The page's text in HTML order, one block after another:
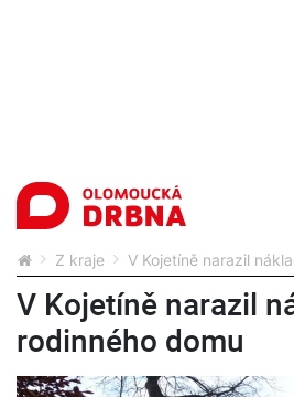
Z kraje V Kojetíně narazil
V Kojetíně narazil
rodinného domu